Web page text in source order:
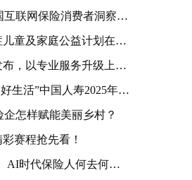
察报告》：一张保单，照见国人生活新模样
家庭公益计划在蓉温情启幕
业服务升级上海市民养老保障
2025年金融教育宣传周活动精彩纷呈
怎样赋能美丽乡村？
赛程抢先看！
时代保险人何去何从？